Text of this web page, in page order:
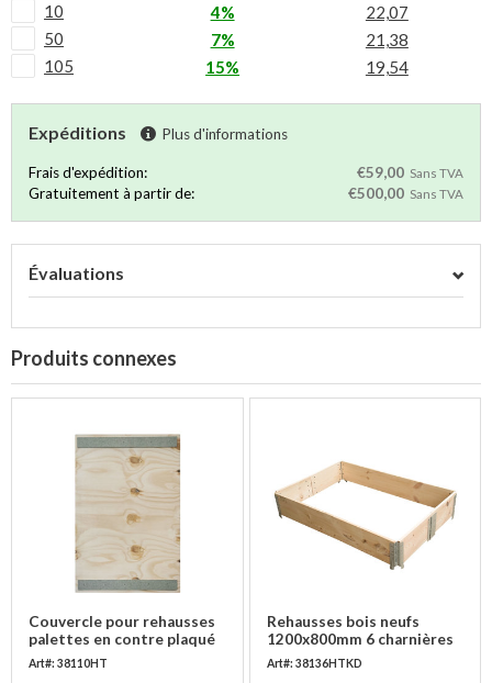
10
4%
22,07
50
7%
21,38
105
15% 19,54
Expéditions Plus d'informations
Frais d'expédition: €59,00 Sans TVA
Gratuitement à partir de: €500,00 Sans TVA
Évaluations
Produits connexes
Couvercle pour rehausses
palettes en contre plaqué
1200x800x9mm
Art#: 38110HT
Rehausses bois neufs
1200x800mm 6 charnières
Art#: 38136HTKD